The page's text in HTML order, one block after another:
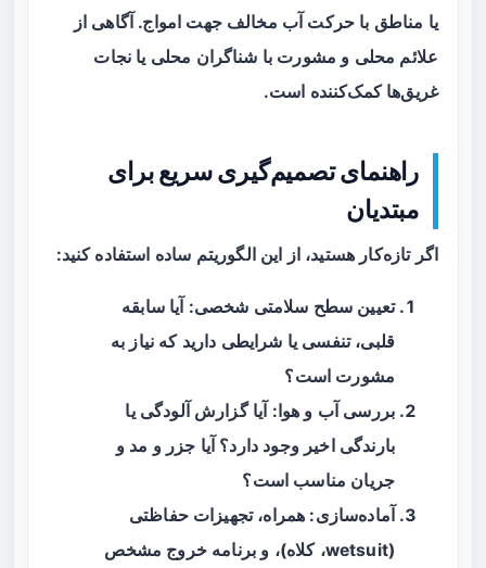
یا مناطق با حرکت آب مخالف جهت امواج. آگاهی از
علائم محلی و مشورت با شناگران محلی یا نجات
غریق‌ها کمک‌کننده است.
راهنمای تصمیم‌گیری سریع برای
مبتدیان
اگر تازه‌کار هستید، از این الگوریتم ساده استفاده کنید:
تعیین سطح سلامتی شخصی: آیا سابقه
قلبی، تنفسی یا شرایطی دارید که نیاز به
مشورت است؟
بررسی آب و هوا: آیا گزارش آلودگی یا
بارندگی اخیر وجود دارد؟ آیا جزر و مد و
جریان مناسب است؟
آماده‌سازی: همراه، تجهیزات حفاظتی
(wetsuit، کلاه)، و برنامه خروج مشخص